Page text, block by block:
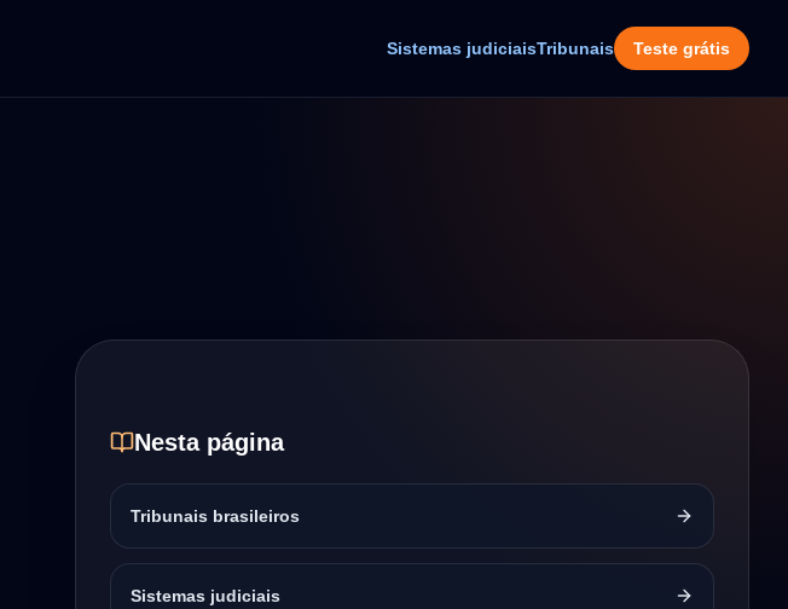
Sistemas judiciaisTribunais Teste grátis
Nesta página
Tribunais brasileiros
Sistemas judiciais